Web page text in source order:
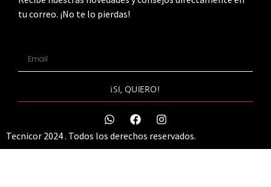
tu correo. ¡No te lo pierdas!
¡SI, QUIERO!
Tecnicor 2024 . Todos los derechos reservados.